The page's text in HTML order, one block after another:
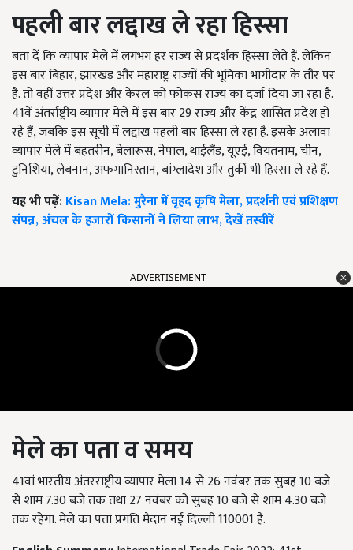
पहली बार लद्दाख ले रहा हिस्सा
बता दें कि व्यापार मेले में लगभग हर राज्य से प्रदर्शक हिस्सा लेते हैं. लेकिन
इस बार बिहार, झारखंड और महाराष्ट्र राज्यों की भूमिका भागीदार के तौर पर
है. तो वहीं उत्तर प्रदेश और केरल को फोकस राज्य का दर्जा दिया जा रहा है.
41वें अंतर्राष्ट्रीय व्यापार मेले में इस बार 29 राज्य और केंद्र शासित प्रदेश हो
रहे हैं, जबकि इस सूची में लद्दाख पहली बार हिस्सा ले रहा है. इसके अलावा
व्यापार मेले में बहतरीन, बेलारूस, नेपाल, थाईलैंड, यूएई, वियतनाम, चीन,
टुनिशिया, लेबनान, अफगानिस्तान, बांग्लादेश और तुर्की भी हिस्सा ले रहे हैं.
यह भी पढ़ें:Kisan Mela: मुरैना में वृहद कृषि मेला, प्रदर्शनी एवं प्रशिक्षण
संपन्न, अंचल के हजारों किसानों ने लिया लाभ, देखें तस्वीरें
ADVERTISEMENT
मेले का पता व समय
41वां भारतीय अंतरराष्ट्रीय व्यापार मेला 14 से26 नवंबर तक सुबह10 बजे
से शाम 7.30 बजे तक तथा 27 नवंबर को सुबह 10 बजे से शाम 4.30 बजे
तक रहेगा. मेले का पता प्रगति मैदान नई दिल्ली 110001 है.